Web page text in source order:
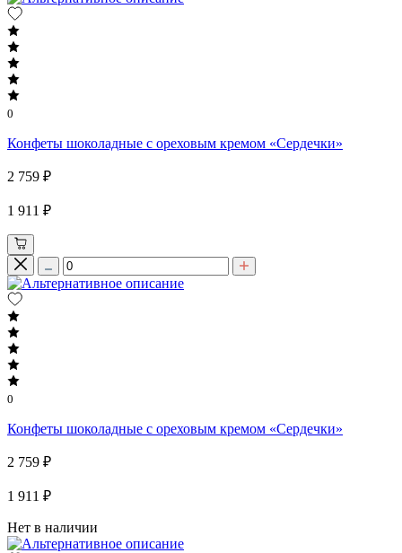
0
Конфеты шоколадные с ореховым кремом «Сердечки»
2 759 ₽
1 911 ₽
0
Конфеты шоколадные с ореховым кремом «Сердечки»
2 759 ₽
1 911 ₽
Нет в наличии